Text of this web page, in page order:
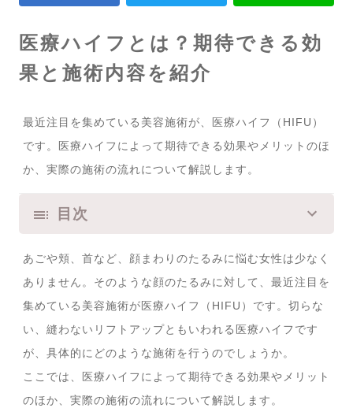
医療ハイフとは？期待できる効
果と施術内容を紹介
最近注目を集めている美容施術が、医療ハイフ（HIFU）
です。医療ハイフによって期待できる効果やメリットのほ
か、実際の施術の流れについて解説します。
目次
あごや頬、首など、顔まわりのたるみに悩む女性は少なく
ありません。そのような顔のたるみに対して、最近注目を
集めている美容施術が医療ハイフ（HIFU）です。切らな
い、縫わないリフトアップともいわれる医療ハイフです
が、具体的にどのような施術を行うのでしょうか。
ここでは、医療ハイフによって期待できる効果やメリット
のほか、実際の施術の流れについて解説します。